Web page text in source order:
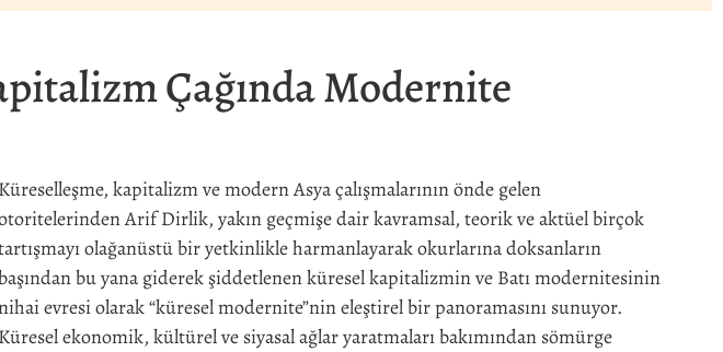
Çağında Modernite
Küreselleşme, kapitalizm ve modern Asya çalışmalarının önde gelen
Arif Dirlik, yakın geçmişe dair kavramsal, teorik ve aktüel birçok
olağanüstü bir yetkinlikle harmanlayarak okurlarına doksanların
bu yana giderek şiddetlenen küresel kapitalizmin ve Batı modernitesinin
evresi olarak “küresel modernite”nin eleştirel bir panoramasını sunuyor.
Küresel ekonomik, kültürel ve siyasal ağlar yaratmaları bakımından sömürge